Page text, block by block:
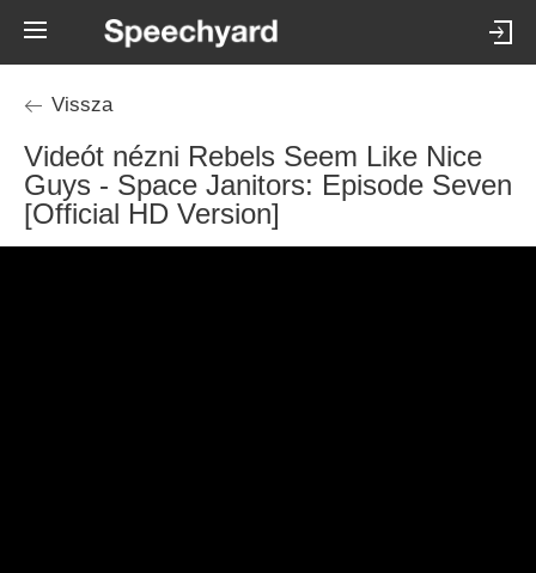
Vissza
Videót nézni Rebels Seem Like Nice
Guys - Space Janitors: Episode Seven
[Official HD Version]